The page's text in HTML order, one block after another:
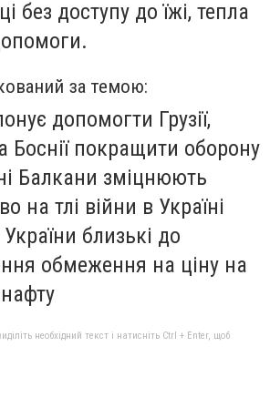
без доступу до їжі, тепла
за темою:
допомогти Грузії,
Боснії покращити оборону
Балкани зміцнюють
на тлі війни в Україні
близькі до
обмеження на ціну на
необхідний текст і натисніть Ctrl + Enter, щоб